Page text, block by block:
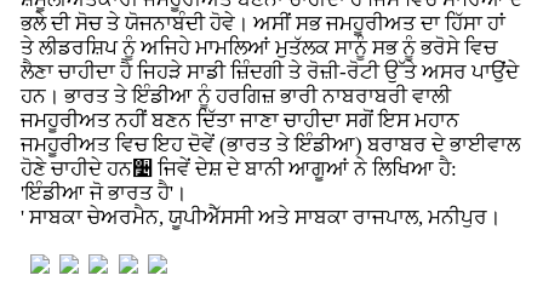
ਭਲੇ ਦੀ ਸੋਚ ਤੇ ਯੋਜਨਾਬੰਦੀ ਹੋਵੇ। ਅਸੀਂ ਸਭ ਜਮਹੂਰੀਅਤ ਦਾ ਹਿੱਸਾ ਹਾਂ
ਤੇ ਲੀਡਰਸ਼ਿਪ ਨੂੰ ਅਜਿਹੇ ਮਾਮਲਿਆਂ ਮੁਤੱਲਕ ਸਾਨੂੰ ਸਭ ਨੂੰ ਭਰੋਸੇ ਵਿਚ
ਲੈਣਾ ਚਾਹੀਦਾ ਹੈ ਜਿਹੜੇ ਸਾਡੀ ਜ਼ਿੰਦਗੀ ਤੇ ਰੋਜ਼ੀ-ਰੋਟੀ ਉੱਤੇ ਅਸਰ ਪਾਉਂਦੇ
ਹਨ। ਭਾਰਤ ਤੇ ਇੰਡੀਆ ਨੂੰ ਹਰਗਿਜ਼ ਭਾਰੀ ਨਾਬਰਾਬਰੀ ਵਾਲੀ
ਜਮਹੂਰੀਅਤ ਨਹੀਂ ਬਣਨ ਦਿੱਤਾ ਜਾਣਾ ਚਾਹੀਦਾ ਸਗੋਂ ਇਸ ਮਹਾਨ
ਜਮਹੂਰੀਅਤ ਵਿਚ ਇਹ ਦੋਵੇਂ (ਭਾਰਤ ਤੇ ਇੰਡੀਆ) ਬਰਾਬਰ ਦੇ ਭਾਈਵਾਲ
ਹੋਣੇ ਚਾਹੀਦੇ ਹਨ૴ ਜਿਵੇਂ ਦੇਸ਼ ਦੇ ਬਾਨੀ ਆਗੂਆਂ ਨੇ ਲਿਖਿਆ ਹੈ:
'ਇੰਡੀਆ ਜੋ ਭਾਰਤ ਹੈ'।
' ਸਾਬਕਾ ਚੇਅਰਮੈਨ, ਯੂਪੀਐੱਸਸੀ ਅਤੇ ਸਾਬਕਾ ਰਾਜਪਾਲ, ਮਨੀਪੁਰ।